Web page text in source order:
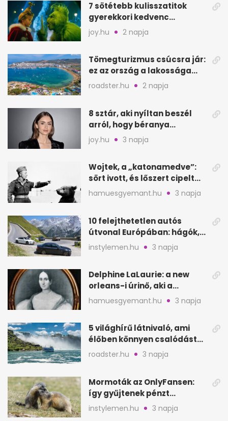
7 sötétebb kulisszatitok
gyerekkori kedvenc
filmjeinkről a Joy szerint
joy.hu 2 napja
Tömegturizmus csúcsra jár:
ez az ország a lakossága
kétszeresét fogadja
roadster.hu 2 napja
8 sztár, aki nyíltan beszél
arról, hogy béranya
segítette a családalapítást
joy.hu 3 napja
Wojtek, a „katonamedve”:
sört ivott, és lőszert cipelt
Monte Cassinónál
hamuesgyemant.hu 3 napja
10 felejthetetlen autós
útvonal Európában: hágók,
partok, fjordok
instylemen.hu 3 napja
Delphine LaLaurie: a new
orleans-i úrinő, aki a
padláson kínzott
hamuesgyemant.hu 3 napja
5 világhírű látnivaló, ami
élőben könnyen csalódást
okozhat
roadster.hu 3 napja
Mormoták az OnlyFansen:
így gyűjtenek pénzt
amerikai kutatók
instylemen.hu 3 napja